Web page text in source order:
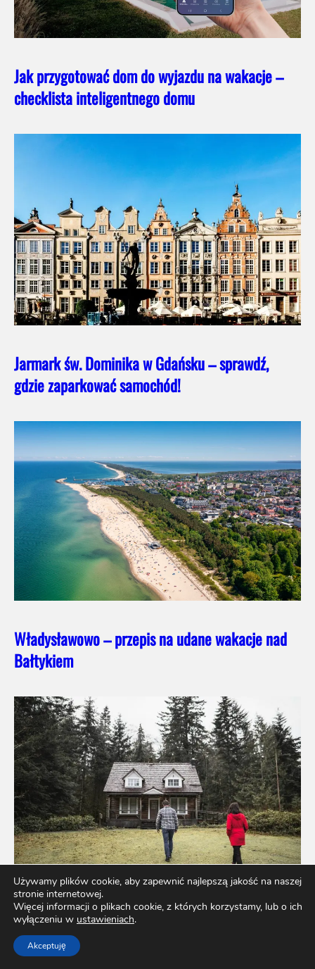
Jak przygotować dom do wyjazdu na wakacje –
checklista inteligentnego domu
Jarmark św. Dominika w Gdańsku – sprawdź,
gdzie zaparkować samochód!
Władysławowo – przepis na udane wakacje nad
Bałtykiem
Marzy Ci się własna działka rekreacyjna?
Sprawdź, jak można ją sfinansować
Używamy plików cookie, aby zapewnić najlepszą jakość na naszej
stronie internetowej.
Więcej informacji o plikach cookie, z których korzystamy, lub o ich
wyłączeniu w ustawieniach.
Akceptuję